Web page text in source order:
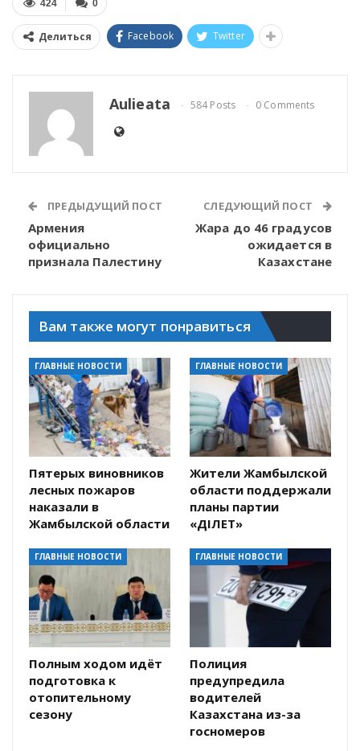
0
424
Делиться Facebook Twitter
Aulieata 584 Posts 0 Comments
ПРЕДЫДУЩИЙ ПОСТ
Армения
официально
признала Палестину
СЛЕДУЮЩИЙ ПОСТ
Жара до 46 градусов
ожидается в
Казахстане
Вам также могут понравиться
ГЛАВНЫЕ НОВОСТИ
Пятерых виновников
лесных пожаров
наказали в
Жамбылской области
ГЛАВНЫЕ НОВОСТИ
Жители Жамбылской
области поддержали
планы партии
«ӘДІЛЕТ»
ГЛАВНЫЕ НОВОСТИ
Полным ходом идёт
подготовка к
отопительному
сезону
ГЛАВНЫЕ НОВОСТИ
Полиция
предупредила
водителей
Казахстана из-за
госномеров